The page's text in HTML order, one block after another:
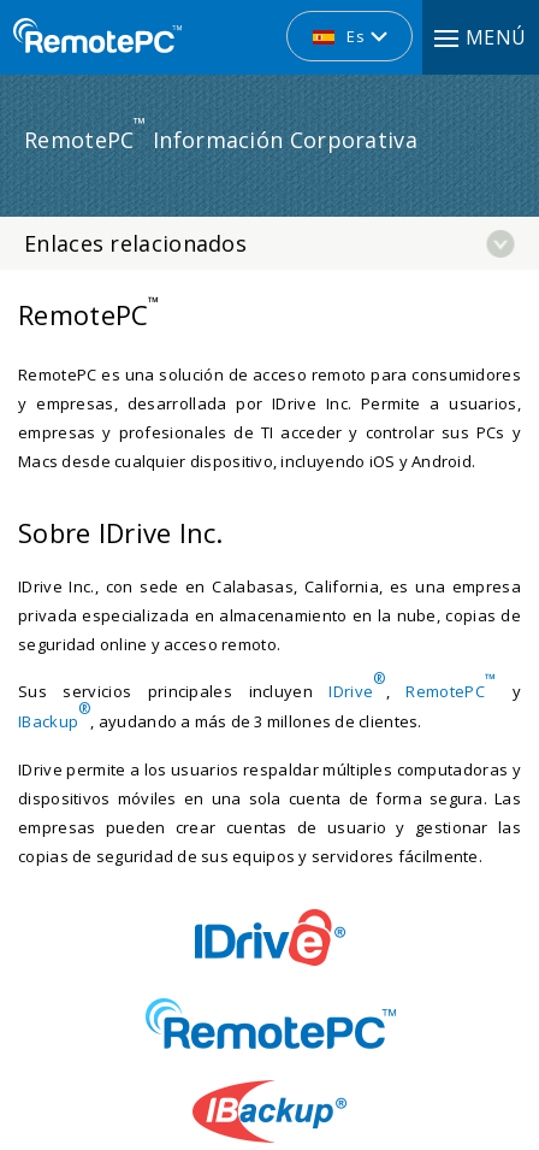
Es MENÚ
RemotePC
™
Información Corporativa
Enlaces relacionados
RemotePC™
RemotePC es una solución de acceso remoto para consumidores
y empresas, desarrollada por IDrive Inc. Permite a usuarios,
empresas y profesionales de TI acceder y controlar sus PCs y
Macs desde cualquier dispositivo, incluyendo iOS y Android.
Sobre IDrive Inc.
IDrive Inc., con sede en Calabasas, California, es una empresa
privada especializada en almacenamiento en la nube, copias de
seguridad online y acceso remoto.
Sus servicios principales incluyenIDrive
®
,RemotePC
™
y
IBackup
®
, ayudando a más de 3 millones de clientes.
IDrive permite a los usuarios respaldar múltiples computadoras y
dispositivos móviles en una sola cuenta de forma segura. Las
empresas pueden crear cuentas de usuario y gestionar las
copias de seguridad de sus equipos y servidores fácilmente.